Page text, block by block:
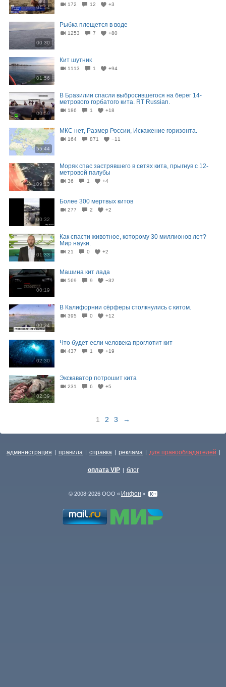
01:54
172 12 +3
00:30
Рыбка плещется в воде
1253 7 +80
01:56
Кит шутник
1113 1 +94
00:59
В Бразилии спасли выбросившегося на берег 14-
метрового горбатого кита. RT Russian.
186 1 +18
55:44
МКС нет, Размер России, Искажение горизонта.
164 871 −11
09:13
Моряк спас застрявшего в сетях кита, прыгнув с 12-
метровой палубы
36 1 +4
00:32
Более 300 мертвых китов
277 2 +2
01:33
Как спасти животное, которому 30 миллионов лет?
Мир науки.
21 0 +2
00:19
Машина кит лада
569 9 −32
00:34
В Калифорнии сёрферы столкнулись с китом.
395 0 +12
02:30
Что будет если человека проглотит кит
437 1 +19
02:39
Экскаватор потрошит кита
231 6 +5
1 2 3 →
администрация | правила | справка | реклама | для правообладателей |
оплата VIP | блог
© 2008-2026 ООО « Инфон »